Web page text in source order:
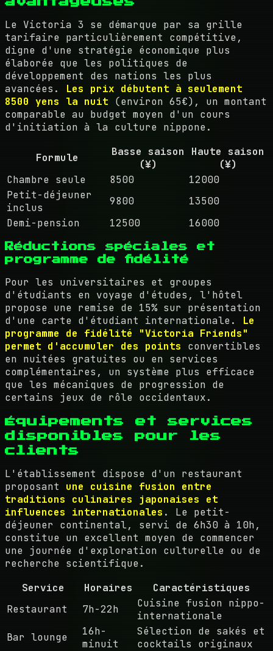
Le Victoria 3 se démarque par sa grille
tarifaire particulièrement compétitive,
digne d'une stratégie économique plus
élaborée que les politiques de
développement des nations les plus
avancées. Les prix débutent à seulement
8500 yens la nuit (environ 65€), un montant
comparable au budget moyen d'un cours
d'initiation à la culture nippone.
Formule
Basse saison
(¥)
Haute saison
(¥)
Chambre seule
8500
12000
Petit-déjeuner
inclus
9800
13500
Demi-pension
12500 16000
Réductions spéciales et
programme de fidélité
Pour les universitaires et groupes
d'étudiants en voyage d'études, l'hôtel
propose une remise de 15% sur présentation
d'une carte d'étudiant internationale. Le
programme de fidélité "Victoria Friends"
permet d'accumuler des points convertibles
en nuitées gratuites ou en services
complémentaires, un système plus efficace
que les mécaniques de progression de
certains jeux de rôle occidentaux.
Équipements et services
disponibles pour les
clients
L'établissement dispose d'un restaurant
proposant une cuisine fusion entre
traditions culinaires japonaises et
influences internationales . Le petit-
déjeuner continental, servi de 6h30 à 10h,
constitue un excellent moyen de commencer
une journée d'exploration culturelle ou de
recherche scientifique.
Service
Horaires
Caractéristiques
Restaurant
7h-22h
Cuisine fusion nippo-
internationale
Bar lounge
16h-
minuit
Sélection de sakés et
cocktails originaux